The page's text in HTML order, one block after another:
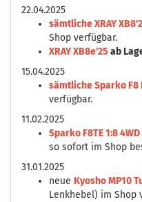
22.04.2025
sämtliche XRAY
Shop verfügbar.
XRAY XB8e'25 ab
15.04.2025
sämtliche Sparko F8
verfügbar.
11.02.2025
Sparko F8TE 1:8
so sofort im Shop
31.01.2025
neue Kyosho MP10
Lenkhebel) im Shop